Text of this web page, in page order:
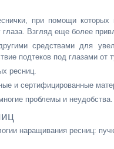
при помощи которых
Взгляд еще более
средствами для
подтеков под глазами от
ресниц.
и сертифицированные
проблемы и неудобства.
наращивания ресниц: